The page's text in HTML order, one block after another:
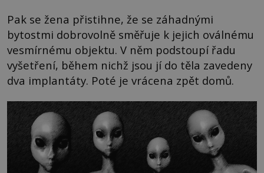
Pak se žena přistihne, že se záhadnými
bytostmi dobrovolně směřuje k jejich oválnému
vesmírnému objektu. V něm podstoupí řadu
vyšetření, během nichž jsou jí do těla zavedeny
dva implantáty. Poté je vrácena zpět domů.